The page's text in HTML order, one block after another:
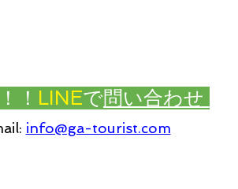
！ LINEで問い合わせ
info@ga-tourist.com